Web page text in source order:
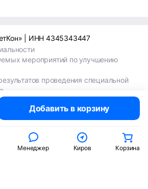
Добавить в корзину
| ИНН 4345343447
мероприятий по улучшению
проведения специальной
проведения специальной
2024
проведения специальной
2025
Менеджер Киров Корзина